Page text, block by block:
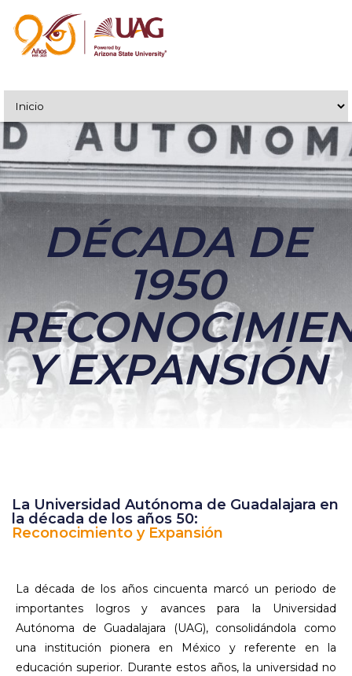
DÉCADA DE
1950
Y EXPANSIÓN
La Universidad Autónoma de Guadalajara en
la década de los años 50:
Reconocimiento y Expansión
La década de los años cincuenta marcó un periodo de
importantes logros y avances para la Universidad
Autónoma de Guadalajara (UAG), consolidándola como
una institución pionera en México y referente en la
educación superior. Durante estos años, la universidad no